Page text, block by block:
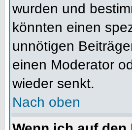
wurden und
könnten einen
unnötigen
einen Moderator
wieder senkt.
Nach oben